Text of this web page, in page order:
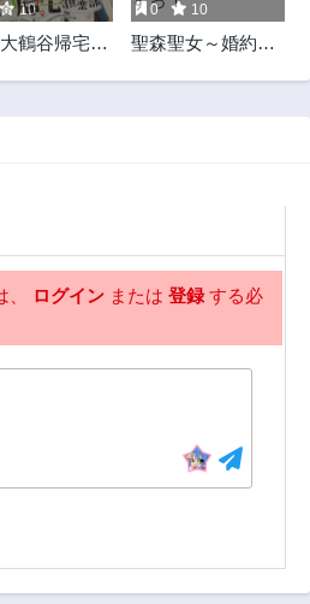
第48話
3年前
第46話
第40話
3年前
3年前
10
鶴谷帰宅倶
0 10
聖森聖女～婚約破
呪いを解いて溺愛
、 ログイン または 登録する必